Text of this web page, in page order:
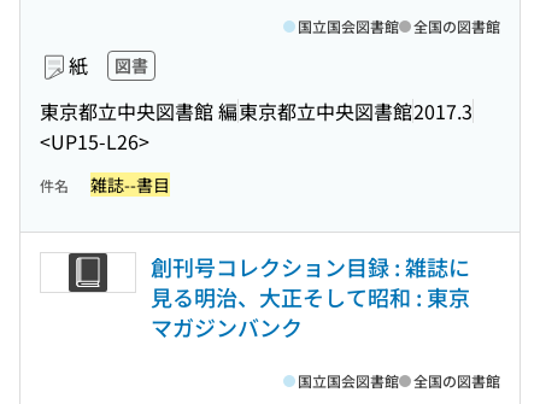
紙 図書
東京都立中央図書館 編東京都立中央図書館2017.3
<UP15-L26>
国立国会図書館 全国の図書館
件名 雑誌--書目
創刊号コレクション目録 : 雑誌に
見る明治、大正そして昭和 : 東京
マガジンバンク
国立国会図書館 全国の図書館